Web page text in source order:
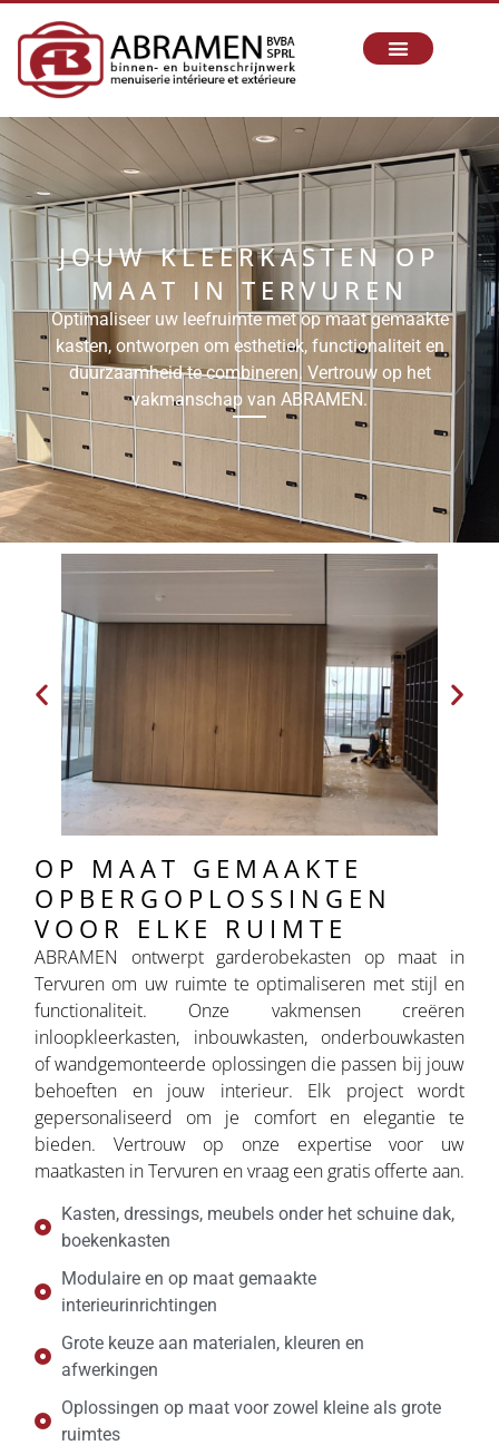
JOUW KLEERKASTEN OP
MAAT IN TERVUREN
Optimaliseer uw leefruimte met op maat gemaakte
kasten, ontworpen om esthetiek, functionaliteit en
duurzaamheid te combineren. Vertrouw op het
vakmanschap van ABRAMEN.
OP MAAT GEMAAKTE
OPBERGOPLOSSINGEN
VOOR ELKE RUIMTE
ABRAMEN ontwerpt garderobekasten op maat in
Tervuren om uw ruimte te optimaliseren met stijl en
functionaliteit. Onze vakmensen creëren
inloopkleerkasten, inbouwkasten, onderbouwkasten
of wandgemonteerde oplossingen die passen bij jouw
behoeften en jouw interieur. Elk project wordt
gepersonaliseerd om je comfort en elegantie te
bieden. Vertrouw op onze expertise voor uw
maatkasten in Tervuren en vraag een gratis offerte aan.
Kasten, dressings, meubels onder het schuine dak,
boekenkasten
Modulaire en op maat gemaakte
interieurinrichtingen
Grote keuze aan materialen, kleuren en
afwerkingen
Oplossingen op maat voor zowel kleine als grote
ruimtes